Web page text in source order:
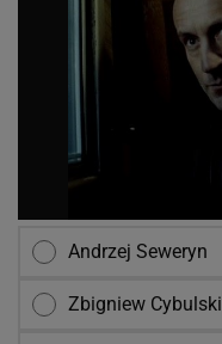
Andrzej Seweryn
Zbigniew Cybulski